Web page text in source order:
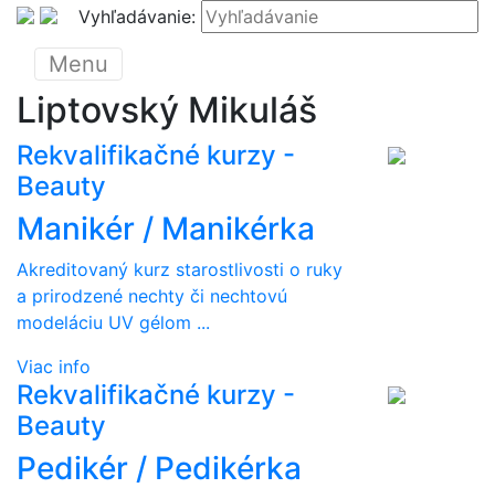
Vyhľadávanie:
Menu
Liptovský Mikuláš
Rekvalifikačné kurzy -
Beauty
Manikér / Manikérka
Akreditovaný kurz starostlivosti o ruky
a prirodzené nechty či nechtovú
modeláciu UV gélom ...
Viac info
Rekvalifikačné kurzy -
Beauty
Pedikér / Pedikérka